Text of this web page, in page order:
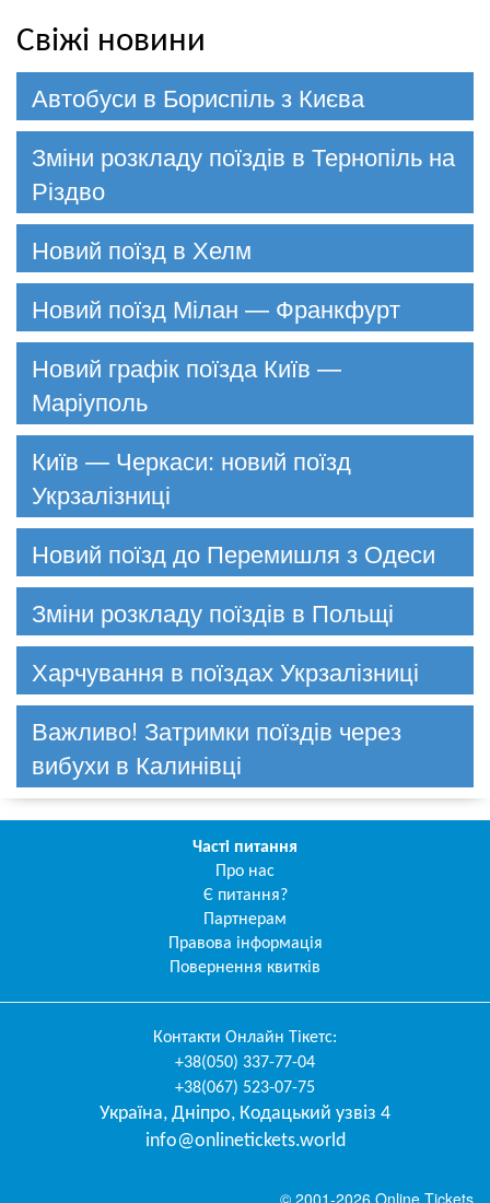
Свіжі новини
Автобуси в Бориспіль з Києва
Зміни розкладу поїздів в Тернопіль на
Різдво
Новий поїзд в Хелм
Новий поїзд Мілан — Франкфурт
Новий графік поїзда Київ —
Маріуполь
Київ — Черкаси: новий поїзд
Укрзалізниці
Новий поїзд до Перемишля з Одеси
Зміни розкладу поїздів в Польщі
Харчування в поїздах Укрзалізниці
Важливо! Затримки поїздів через
вибухи в Калинівці
Часті питання
Про нас
Є питання?
Партнерам
Правова інформація
Повернення квитків
Контакти Онлайн Тікетс:
+38(050) 337-77-04
+38(067) 523-07-75
Україна, Дніпро, Кодацький узвіз 4
info@onlinetickets.world